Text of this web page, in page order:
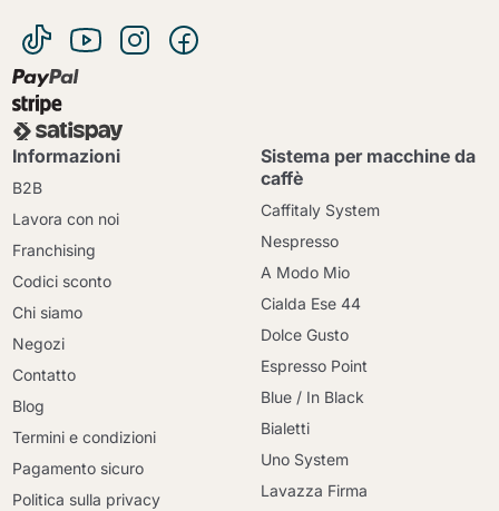
Informazioni
B2B
Lavora con noi
Franchising
Codici sconto
Chi siamo
Negozi
Contatto
Blog
Termini e condizioni
Pagamento sicuro
Politica sulla privacy
Sistema per macchine da
caffè
Caffitaly System
Nespresso
A Modo Mio
Cialda Ese 44
Dolce Gusto
Espresso Point
Blue / In Black
Bialetti
Uno System
Lavazza Firma